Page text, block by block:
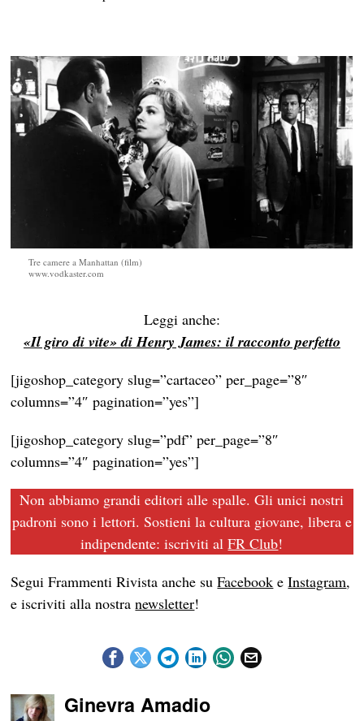
Tre camere a Manhattan (film)
www.vodkaster.com
Leggi anche:
«Il giro di vite» di Henry James: il racconto perfetto
[jigoshop_category slug=”cartaceo” per_page=”8″
columns=”4″ pagination=”yes”]
[jigoshop_category slug=”pdf” per_page=”8″
columns=”4″ pagination=”yes”]
Non abbiamo grandi editori alle spalle. Gli unici nostri
padroni sono i lettori. Sostieni la cultura giovane, libera e
indipendente: iscriviti alFR Club!
Segui Frammenti Rivista anche suFacebook eInstagram,
e iscriviti alla nostranewsletter!
Ginevra Amadio